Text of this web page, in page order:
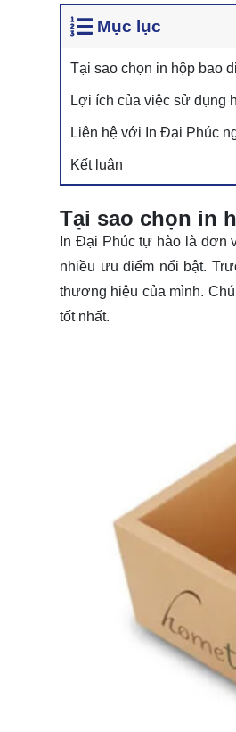
Mục lục
Tại sao chọn in hộp bao
Lợi ích của việc sử dụng
Liên hệ với In Đại Phúc
Kết luận
Tại sao chọn in
In Đại Phúc tự hào là đơn
nhiều ưu điểm nổi bật.
thương hiệu của mình.
tốt nhất.